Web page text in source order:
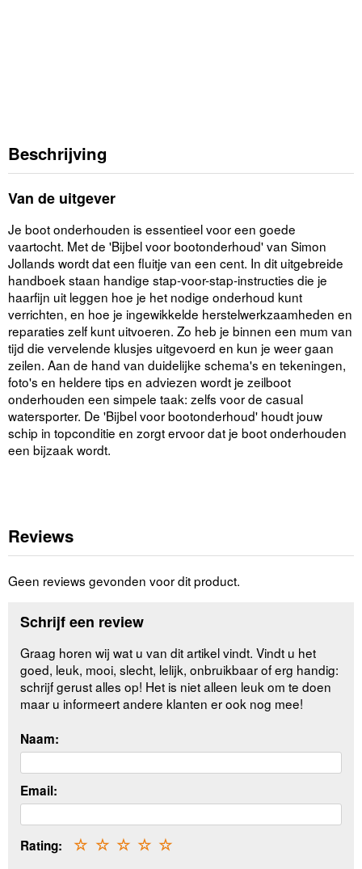
Beschrijving
Van de uitgever
Je boot onderhouden is essentieel voor een goede
vaartocht. Met de 'Bijbel voor bootonderhoud' van Simon
Jollands wordt dat een fluitje van een cent. In dit uitgebreide
handboek staan handige stap-voor-stap-instructies die je
haarfijn uit leggen hoe je het nodige onderhoud kunt
verrichten, en hoe je ingewikkelde herstelwerkzaamheden en
reparaties zelf kunt uitvoeren. Zo heb je binnen een mum van
tijd die vervelende klusjes uitgevoerd en kun je weer gaan
zeilen. Aan de hand van duidelijke schema's en tekeningen,
foto's en heldere tips en adviezen wordt je zeilboot
onderhouden een simpele taak: zelfs voor de casual
watersporter. De 'Bijbel voor bootonderhoud' houdt jouw
schip in topconditie en zorgt ervoor dat je boot onderhouden
een bijzaak wordt.
Reviews
Geen reviews gevonden voor dit product.
Schrijf een review
Graag horen wij wat u van dit artikel vindt. Vindt u het
goed, leuk, mooi, slecht, lelijk, onbruikbaar of erg handig:
schrijf gerust alles op! Het is niet alleen leuk om te doen
maar u informeert andere klanten er ook nog mee!
Naam:
Email:
Rating: ☆
☆
☆
☆
☆